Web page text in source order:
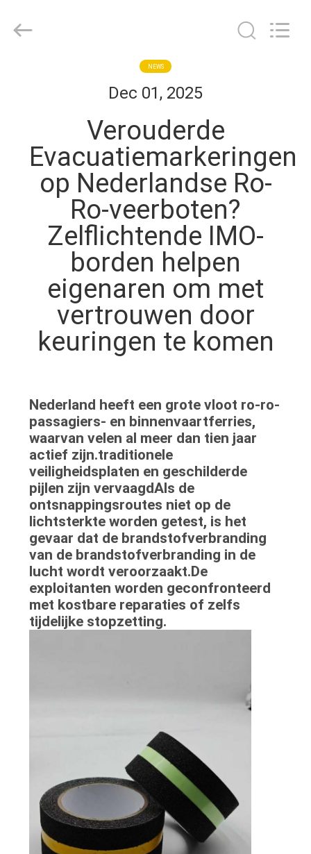
PRODUCTEN
OVER
FABRIEKSTOCHT
KWALITEITSCONTROLE
CONTACT
VRAAG
EEN
OFFERTE
SITEMAP
PRIVACY
POLICY
Co.,Ltd.
NEWS
Dec 01, 2025
Verouderde
Evacuatiemarkeringen
op Nederlandse Ro-
Ro-veerboten?
Zelflichtende IMO-
borden helpen
eigenaren om met
vertrouwen door
keuringen te komen
Nederland heeft een grote vloot ro-ro-
passagiers- en binnenvaartferries,
waarvan velen al meer dan tien jaar
actief zijn.traditionele
veiligheidsplaten en geschilderde
pijlen zijn vervaagdAls de
ontsnappingsroutes niet op de
lichtsterkte worden getest, is het
gevaar dat de brandstofverbranding
van de brandstofverbranding in de
lucht wordt veroorzaakt.De
exploitanten worden geconfronteerd
met kostbare reparaties of zelfs
tijdelijke stopzetting.